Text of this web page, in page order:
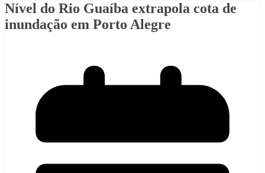
Nível do Rio Guaíba extrapola cota de
inundação em Porto Alegre